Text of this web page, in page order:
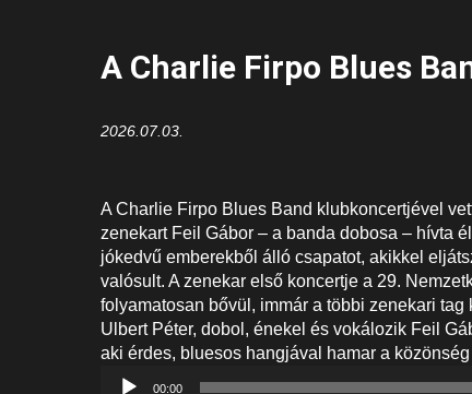
A Charlie Firpo Blues
2026.07.03.
A Charlie Firpo Blues Band klubkoncertjével
zenekart Feil Gábor – a banda dobosa – hívta
jókedvű emberekből álló csapatot, akikkel
valósult. A zenekar első koncertje a 29.
folyamatosan bővül, immár a többi zenekari
Ulbert Péter, dobol, énekel és vokálozik Feil
aki érdes, bluesos hangjával hamar a
Audió
00:00